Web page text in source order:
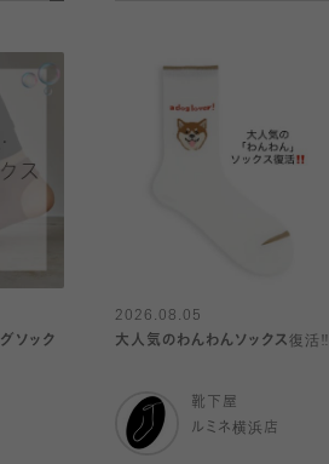
グソック
2026.08.05
大人気のわんわんソックス復活‼️
靴下屋
ルミネ横浜店